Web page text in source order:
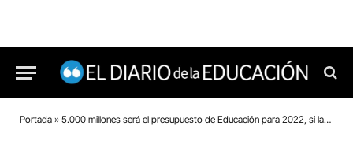
Portada » 5.000 millones será el presupuesto de Educación para 2022, si las cuentas se aprueban